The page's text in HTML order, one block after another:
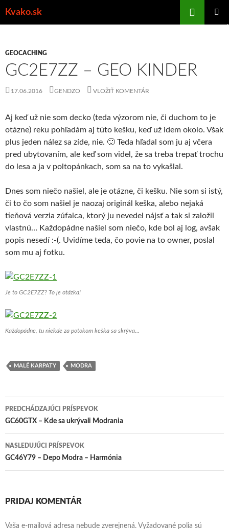
Kvako.sk
GEOCACHING
GC2E7ZZ – GEO KINDER
17.06.2016 GENDZO VLOŽIŤ KOMENTÁR
Aj keď už nie som decko (teda výzorom nie, či duchom to je
otázne) reku pohľadám aj túto kešku, keď už idem okolo. Však
plus jeden nález sa zíde, nie. 🙂 Teda hľadal som ju aj včera
pred ubytovaním, ale keď som videl, že sa treba trepať trochu
do lesa a ja v poltopánkach, som sa na to vykašlal.
Dnes som niečo našiel, ale je otázne, či kešku. Nie som si istý,
či to čo som našiel je naozaj originál keška, alebo nejaká
tieňová verzia zúfalca, ktorý ju nevedel nájsť a tak si založil
vlastnú… Každopádne našiel som niečo, kde bol aj log, avšak
popis nesedí :-(. Uvidíme teda, čo povie na to owner, poslal
som mu aj fotku.
Je to GC2E7ZZ? To je otázka!
Každopádne, tu niekde za potokom keška sa skrýva…
MALÉ KARPATY MODRA
Navigácia
článkami
PREDCHÁDZAJÚCI PRÍSPEVOK
GC60GTX – Kde sa ukrývali Modrania
NASLEDUJÚCI PRÍSPEVOK
GC46Y79 – Depo Modra – Harmónia
PRIDAJ KOMENTÁR
Vaša e-mailová adresa nebude zverejnená. Vyžadované polia sú